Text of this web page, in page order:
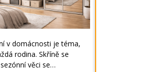
v domácnosti je téma,
rodina. Skříně se
věci se…